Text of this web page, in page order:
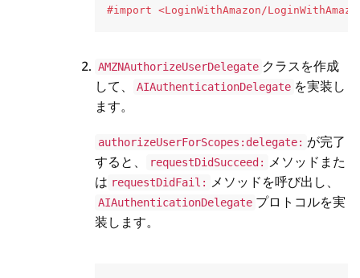
AMZNAuthorizeUserDelegate クラスを作成
して、
AIAuthenticationDelegate を実装し
ます。
authorizeUserForScopes:delegate: が完了
すると、
requestDidSucceed: メソッドまた
は requestDidFail: メソッドを呼び出し、
AIAuthenticationDelegate プロトコルを実
装します。